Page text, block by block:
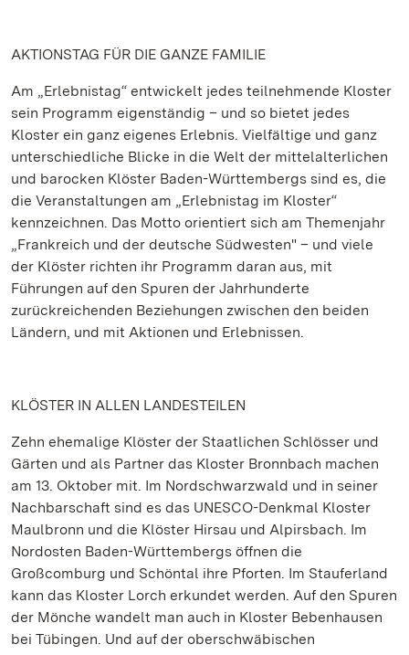
AKTIONSTAG FÜR DIE GANZE FAMILIE
Am „Erlebnistag“ entwickelt jedes teilnehmende Kloster
sein Programm eigenständig – und so bietet jedes
Kloster ein ganz eigenes Erlebnis. Vielfältige und ganz
unterschiedliche Blicke in die Welt der mittelalterlichen
und barocken Klöster Baden-Württembergs sind es, die
die Veranstaltungen am „Erlebnistag im Kloster“
kennzeichnen. Das Motto orientiert sich am Themenjahr
„Frankreich und der deutsche Südwesten" – und viele
der Klöster richten ihr Programm daran aus, mit
Führungen auf den Spuren der Jahrhunderte
zurückreichenden Beziehungen zwischen den beiden
Ländern, und mit Aktionen und Erlebnissen.
KLÖSTER IN ALLEN LANDESTEILEN
Zehn ehemalige Klöster der Staatlichen Schlösser und
Gärten und als Partner das Kloster Bronnbach machen
am 13. Oktober mit. Im Nordschwarzwald und in seiner
Nachbarschaft sind es das UNESCO-Denkmal Kloster
Maulbronn und die Klöster Hirsau und Alpirsbach. Im
Nordosten Baden-Württembergs öffnen die
Großcomburg und Schöntal ihre Pforten. Im Stauferland
kann das Kloster Lorch erkundet werden. Auf den Spuren
der Mönche wandelt man auch in Kloster Bebenhausen
bei Tübingen. Und auf der oberschwäbischen